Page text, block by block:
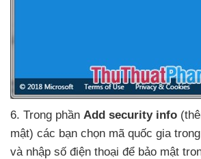
6. Trong phần Add security info
mật) các bạn chọn mã quốc gia
và nhập số điện thoại để bảo mật